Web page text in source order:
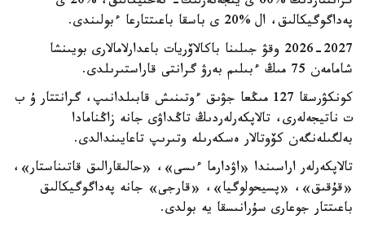
پەداگوگيكالىق، ال %20 ى باسقا باعىتتارعا ءبولىندى.
2026-2027 وقۋ جىلىنا باكالاۆريات باعدارلامالارى بويىنشا
شامامەن 75 مىڭ ءبىلىم بەرۋ گرانتى قاراستىرىلدى.
كونكۋرسقا 127 مىڭعا جۋىق ءوتىنىش قابىلدانىپ، گرانتتار ۇ ب
ت ناتيجەلەرى، تالاپكەرلەردىڭ تاڭداۋى جانە زاڭنامادا
بەلگىلەنگەن كۆوتالار ەسكەرىلە وتىرىپ تاعايىندالدى.
تالاپكەرلەر اراسىندا «اۋدارما ءىسى»، «حالىقارالىق قاتىناستار»،
«قۇقىق»، «پسيحولوگيا»، «قارجى» جانە پەداگوگيكالىق
باعىتتار جوعارى سۇرانىسقا يە بولدى.